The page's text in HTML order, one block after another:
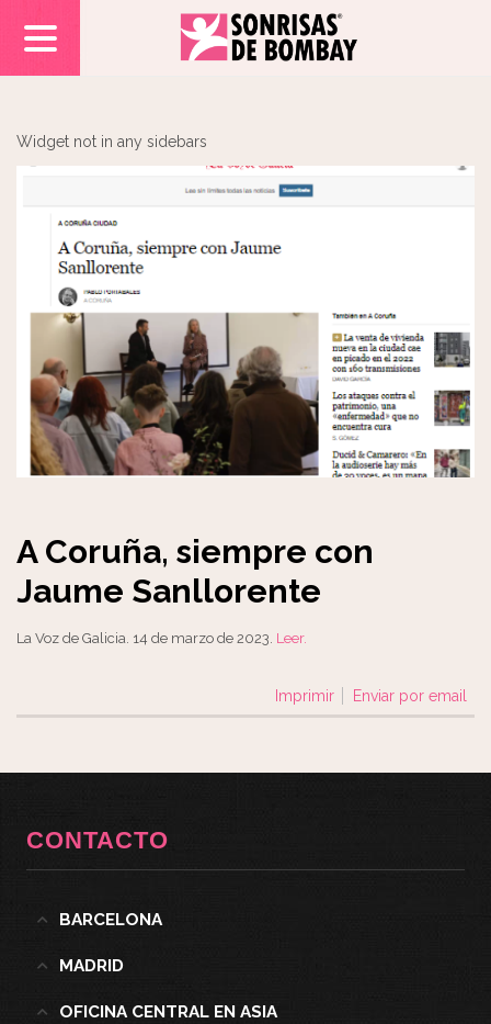
Widget not in any sidebars
A Coruña, siempre con
Jaume Sanllorente
La Voz de Galicia. 14 de marzo de 2023. Leer.
Imprimir Enviar por email
CONTACTO
BARCELONA
MADRID
OFICINA CENTRAL EN ASIA